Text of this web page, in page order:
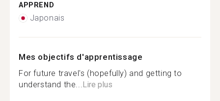
APPREND
Japonais
Mes objectifs d'apprentissage
For future travel's (hopefully) and getting to
understand the...Lire plus